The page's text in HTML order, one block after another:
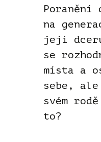
Poranění
na
její
se
místa a
sebe,
svém
to?